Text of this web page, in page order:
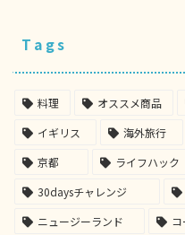
Tags
料理 オススメ商品
イギリス
海外旅行
京都
ライフハック